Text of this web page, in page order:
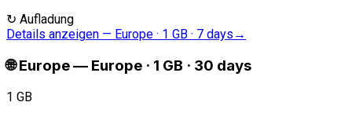
↻ Aufladung
Details anzeigen — Europe · 1 GB · 7 days →
🌐 Europe— Europe · 1 GB · 30 days
1 GB